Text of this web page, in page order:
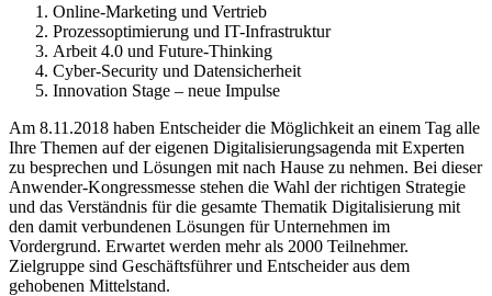
Online-Marketing und Vertrieb
Prozessoptimierung und IT-Infrastruktur
Arbeit 4.0 und Future-Thinking
Cyber-Security und Datensicherheit
Innovation Stage – neue Impulse
Am 8.11.2018 haben Entscheider die Möglichkeit an einem Tag alle
Ihre Themen auf der eigenen Digitalisierungsagenda mit Experten
zu besprechen und Lösungen mit nach Hause zu nehmen. Bei dieser
Anwender-Kongressmesse stehen die Wahl der richtigen Strategie
und das Verständnis für die gesamte Thematik Digitalisierung mit
den damit verbundenen Lösungen für Unternehmen im
Vordergrund. Erwartet werden mehr als 2000 Teilnehmer.
Zielgruppe sind Geschäftsführer und Entscheider aus dem
gehobenen Mittelstand.